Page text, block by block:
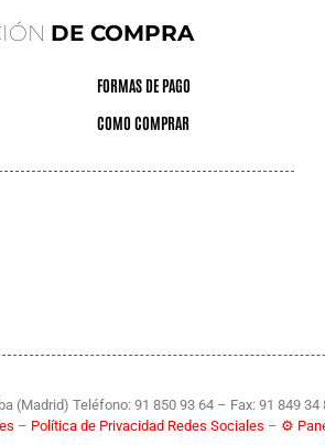
DE COMPRA
FORMAS DE PAGO
COMO COMPRAR
(Madrid) Teléfono: 91 850 93 64 – Fax: 91 849 34
– Política de Privacidad Redes Sociales – ⚙